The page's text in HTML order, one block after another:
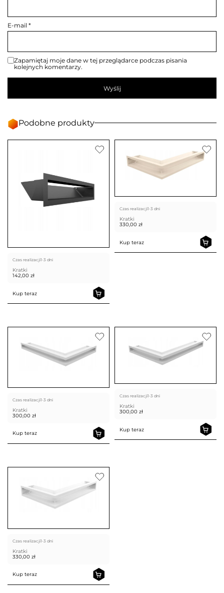
E-mail *
Zapamiętaj moje dane w tej przeglądarce podczas pisania
kolejnych komentarzy.
Podobne produkty
Czas realizacji1-3 dni
Kratki
142,00 zł
Kup teraz
Czas realizacji1-3 dni
Kratki
330,00 zł
Kup teraz
Czas realizacji1-3 dni
Kratki
300,00 zł
Kup teraz
Czas realizacji1-3 dni
Kratki
300,00 zł
Kup teraz
Czas realizacji1-3 dni
Kratki
330,00 zł
Kup teraz